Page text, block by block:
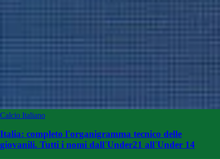
Calcio Italiano
Italia: completo l'organigramma tecnico delle
giovanili. Tutti i nomi dall'Under21 all'Under 14